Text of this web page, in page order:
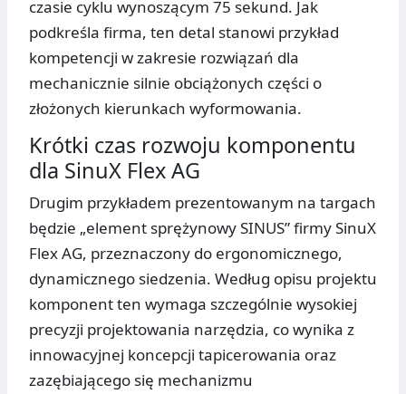
czasie cyklu wynoszącym 75 sekund. Jak
podkreśla firma, ten detal stanowi przykład
kompetencji w zakresie rozwiązań dla
mechanicznie silnie obciążonych części o
złożonych kierunkach wyformowania.
Krótki czas rozwoju komponentu
dla SinuX Flex AG
Drugim przykładem prezentowanym na targach
będzie „element sprężynowy SINUS” firmy SinuX
Flex AG, przeznaczony do ergonomicznego,
dynamicznego siedzenia. Według opisu projektu
komponent ten wymaga szczególnie wysokiej
precyzji projektowania narzędzia, co wynika z
innowacyjnej koncepcji tapicerowania oraz
zazębiającego się mechanizmu